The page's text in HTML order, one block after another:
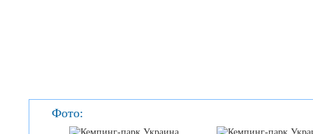
Фото: